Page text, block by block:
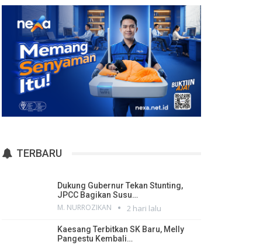
TERBARU
Dukung Gubernur Tekan Stunting,
JPCC Bagikan Susu…
M. NURROZIKAN 2 hari lalu
Kaesang Terbitkan SK Baru, Melly
Pangestu Kembali…